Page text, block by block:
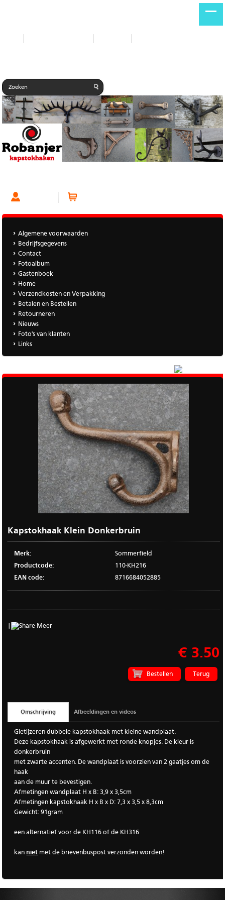
Algemene voorwaarden
Bedrijfsgegevens
Contact
Fotoalbum
Gastenboek
Home
Verzendkosten en Verpakking
Betalen en Bestellen
Retourneren
Nieuws
Foto's van klanten
Links
Kapstokhaak Klein Donkerbruin
Merk:
Sommerfield
Productcode:
110-KH216
EAN code:
8716684052885
Meer
€ 3.50
Terug
Omschrijving Afbeeldingen en videos
Gietijzeren dubbele kapstokhaak met kleine wandplaat.
Deze kapstokhaak is afgewerkt met ronde knopjes. De kleur is
donkerbruin
met zwarte accenten. De wandplaat is voorzien van 2 gaatjes om de
haak
aan de muur te bevestigen.
Afmetingen wandplaat H x B: 3,9 x 3,5cm
Afmetingen kapstokhaak H x B x D: 7,3 x 3,5 x 8,3cm
Gewicht: 91gram
een alternatief voor de KH116 of de KH316
kanniet met de brievenbuspost verzonden worden!